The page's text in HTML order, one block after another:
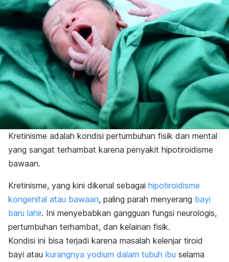
Kretinisme adalah kondisi pertumbuhan fisik dan mental
yang sangat terhambat karena penyakit hipotiroidisme
bawaan.
Kretinisme, yang kini dikenal sebagai hipotiroidisme
kongenital atau bawaan, paling parah menyerang bayi
baru lahir. Ini menyebabkan gangguan fungsi neurologis,
pertumbuhan terhambat, dan kelainan fisik.
Kondisi ini bisa terjadi karena masalah kelenjar tiroid
bayi atau kurangnya yodium dalam tubuh ibu selama